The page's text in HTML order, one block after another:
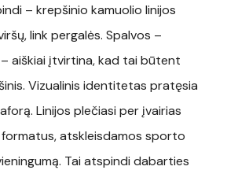
– krepšinio kamuolio linijos
link pergalės. Spalvos –
aiškiai įtvirtina, kad tai būtent
Vizualinis identitetas pratęsia
Linijos plečiasi per įvairias
atskleisdamos sporto
Tai atspindi dabarties